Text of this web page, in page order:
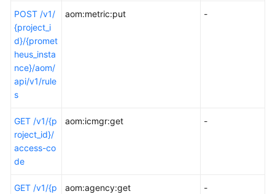
POST /v1/
{project_i
d}/{promet
heus_insta
nce}/aom/
api/v1/rule
s
aom:metric:put -
GET /v1/{p
roject_id}/
access-co
de
aom:icmgr:get -
GET /v1/{p
aom:agency:get -